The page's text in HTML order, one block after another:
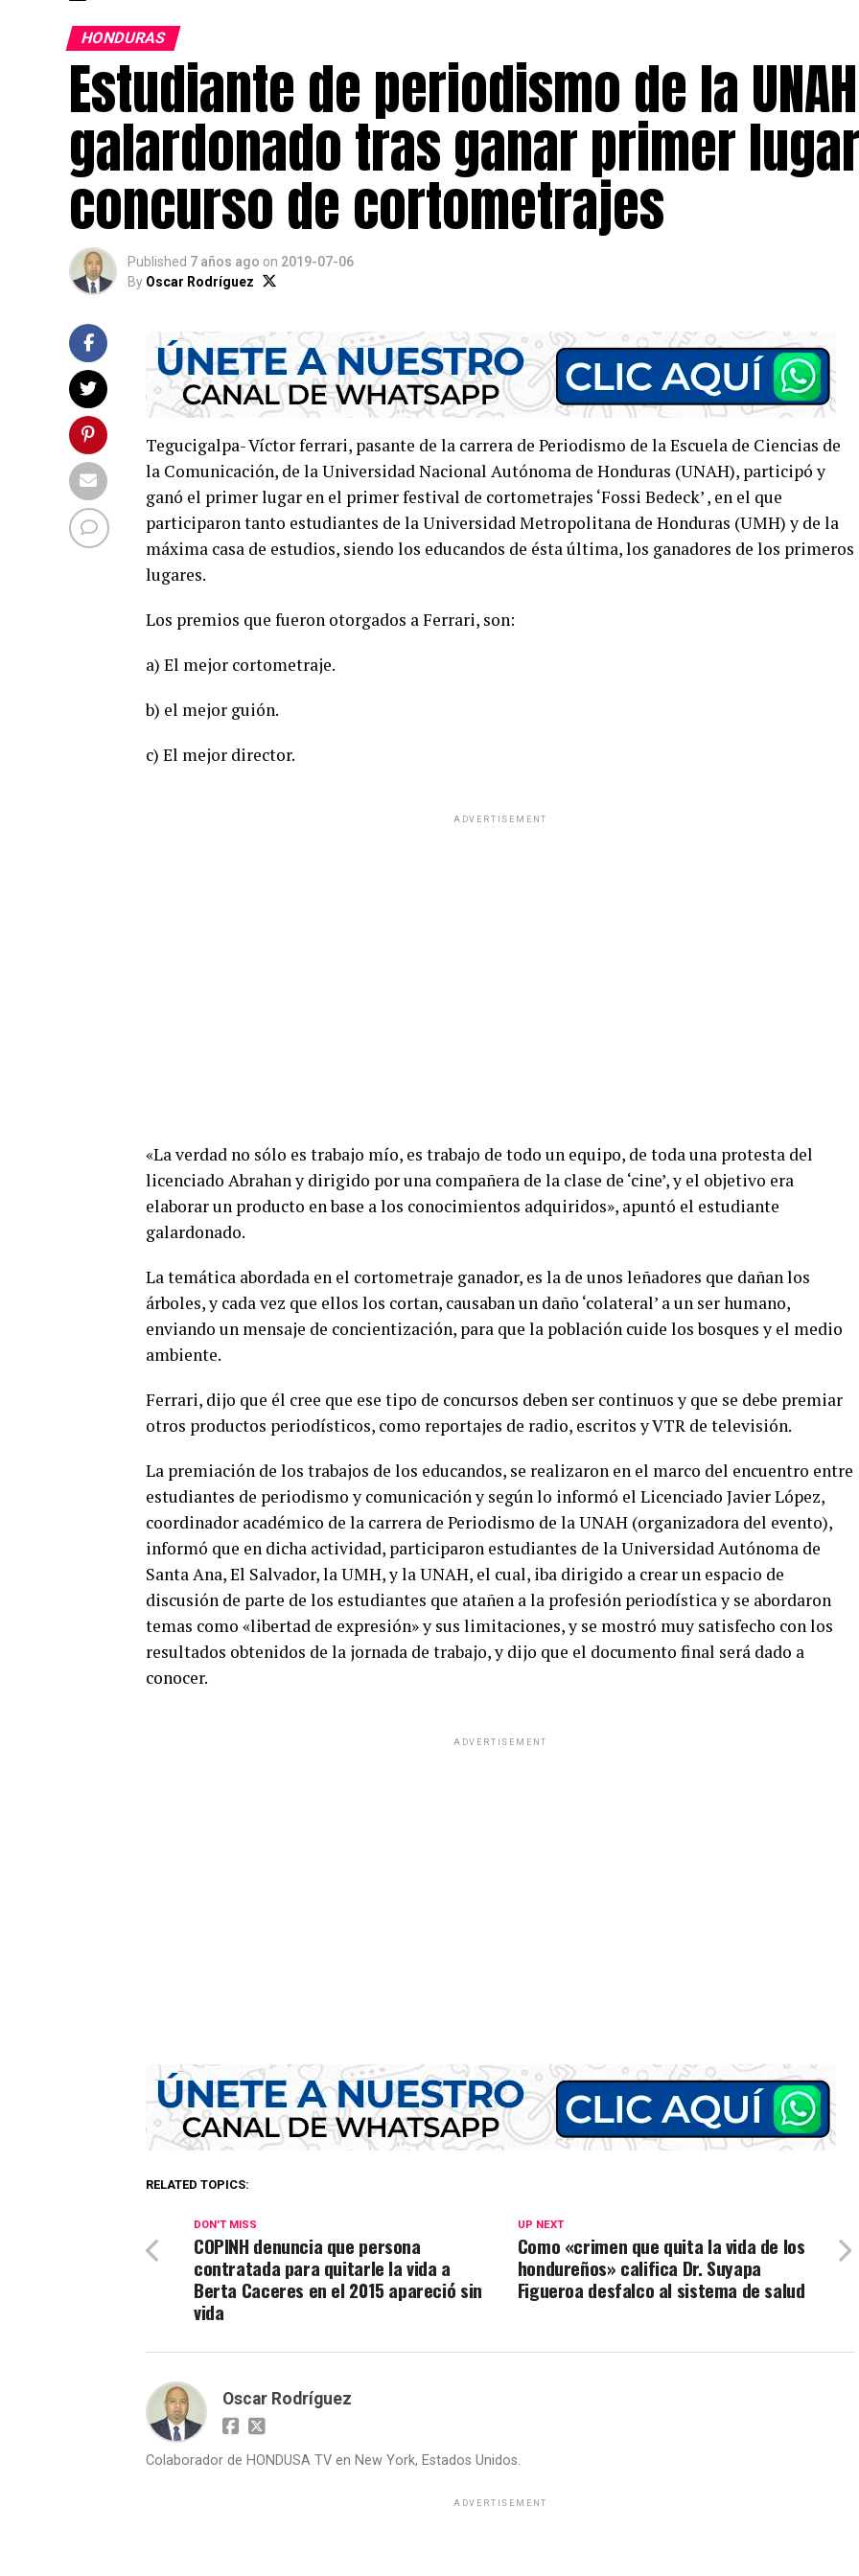
HONDURAS
Estudiante de periodismo de la
galardonado tras ganar primer
concurso de cortometrajes
Published 7 años ago on 2019-07-06
By Oscar Rodríguez
Tegucigalpa- Víctor ferrari, pasante de la carrera de Periodismo de la Escuela de Ciencias de
la Comunicación, de la Universidad Nacional Autónoma de Honduras (UNAH), participó y
ganó el primer lugar en el primer festival de cortometrajes ‘Fossi Bedeck’ , en el que
participaron tanto estudiantes de la Universidad Metropolitana de Honduras (UMH) y de la
máxima casa de estudios, siendo los educandos de ésta última, los ganadores de los primeros
lugares.
Los premios que fueron otorgados a Ferrari, son:
a) El mejor cortometraje.
b) el mejor guión.
c) El mejor director.
ADVERTISEMENT
«La verdad no sólo es trabajo mío, es trabajo de todo un equipo, de toda una protesta del
licenciado Abrahan y dirigido por una compañera de la clase de ‘cine’, y el objetivo era
elaborar un producto en base a los conocimientos adquiridos», apuntó el estudiante
galardonado.
La temática abordada en el cortometraje ganador, es la de unos leñadores que dañan los
árboles, y cada vez que ellos los cortan, causaban un daño ‘colateral’ a un ser humano,
enviando un mensaje de concientización, para que la población cuide los bosques y el medio
ambiente.
Ferrari, dijo que él cree que ese tipo de concursos deben ser continuos y que se debe premiar
otros productos periodísticos, como reportajes de radio, escritos y VTR de televisión.
La premiación de los trabajos de los educandos, se realizaron en el marco del encuentro entre
estudiantes de periodismo y comunicación y según lo informó el Licenciado Javier López,
coordinador académico de la carrera de Periodismo de la UNAH (organizadora del evento),
informó que en dicha actividad, participaron estudiantes de la Universidad Autónoma de
Santa Ana, El Salvador, la UMH, y la UNAH, el cual, iba dirigido a crear un espacio de
discusión de parte de los estudiantes que atañen a la profesión periodística y se abordaron
temas como «libertad de expresión» y sus limitaciones, y se mostró muy satisfecho con los
resultados obtenidos de la jornada de trabajo, y dijo que el documento final será dado a
conocer.
ADVERTISEMENT
RELATED TOPICS:
UP NEXT
Como «crimen que quita la vida de los
hondureños» califica Dr. Suyapa
Figueroa desfalco al sistema de salud
DON'T MISS
COPINH denuncia que persona
contratada para quitarle la vida a
Berta Caceres en el 2015 apareció sin
vida
Oscar Rodríguez
Colaborador de HONDUSA TV en New York, Estados Unidos.
ADVERTISEMENT